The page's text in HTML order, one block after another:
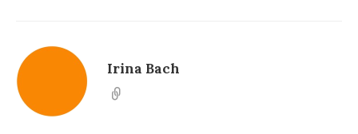
Irina Bach